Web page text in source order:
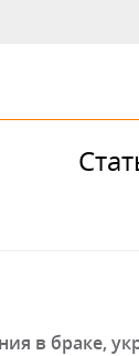
в браке,